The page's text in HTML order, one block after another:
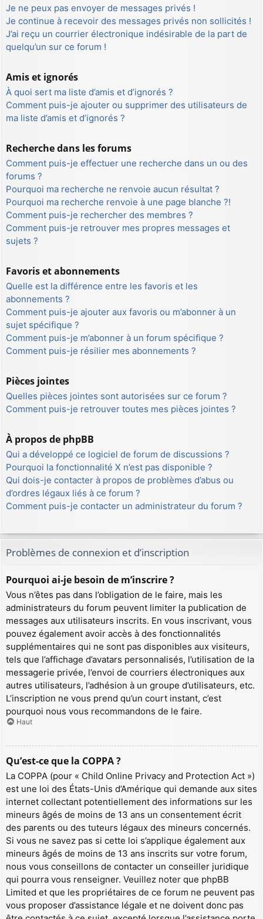
Je ne peux pas envoyer de messages privés !
Je continue à recevoir des messages privés non sollicités !
J’ai reçu un courrier électronique indésirable de la part de
quelqu’un sur ce forum !
Amis et ignorés
À quoi sert ma liste d’amis et d’ignorés ?
Comment puis-je ajouter ou supprimer des utilisateurs de
ma liste d’amis et d’ignorés ?
Recherche dans les forums
Comment puis-je effectuer une recherche dans un ou des
forums ?
Pourquoi ma recherche ne renvoie aucun résultat ?
Pourquoi ma recherche renvoie à une page blanche ?!
Comment puis-je rechercher des membres ?
Comment puis-je retrouver mes propres messages et
sujets ?
Favoris et abonnements
Quelle est la différence entre les favoris et les
abonnements ?
Comment puis-je ajouter aux favoris ou m’abonner à un
sujet spécifique ?
Comment puis-je m’abonner à un forum spécifique ?
Comment puis-je résilier mes abonnements ?
Pièces jointes
Quelles pièces jointes sont autorisées sur ce forum ?
Comment puis-je retrouver toutes mes pièces jointes ?
À propos de phpBB
Qui a développé ce logiciel de forum de discussions ?
Pourquoi la fonctionnalité X n’est pas disponible ?
Qui dois-je contacter à propos de problèmes d’abus ou
d’ordres légaux liés à ce forum ?
Comment puis-je contacter un administrateur du forum ?
Problèmes de connexion et d’inscription
Pourquoi ai-je besoin de m’inscrire ?
Vous n’êtes pas dans l’obligation de le faire, mais les
administrateurs du forum peuvent limiter la publication de
messages aux utilisateurs inscrits. En vous inscrivant, vous
pouvez également avoir accès à des fonctionnalités
supplémentaires qui ne sont pas disponibles aux visiteurs,
tels que l’affichage d’avatars personnalisés, l’utilisation de la
messagerie privée, l’envoi de courriers électroniques aux
autres utilisateurs, l’adhésion à un groupe d’utilisateurs, etc.
L’inscription ne vous prend qu’un court instant, c’est
pourquoi nous vous recommandons de le faire.
Haut
Qu’est-ce que la COPPA ?
La COPPA (pour « Child Online Privacy and Protection Act »)
est une loi des États-Unis d’Amérique qui demande aux sites
internet collectant potentiellement des informations sur les
mineurs âgés de moins de 13 ans un consentement écrit
des parents ou des tuteurs légaux des mineurs concernés.
Si vous ne savez pas si cette loi s’applique également aux
mineurs âgés de moins de 13 ans inscrits sur votre forum,
nous vous conseillons de contacter un conseiller juridique
qui pourra vous renseigner. Veuillez noter que phpBB
Limited et que les propriétaires de ce forum ne peuvent pas
vous proposer d’assistance légale et ne doivent donc pas